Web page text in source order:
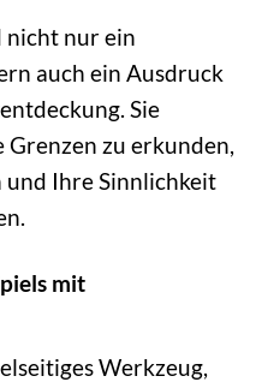
nicht nur ein
auch ein Ausdruck
Sie
zu erkunden,
und Ihre Sinnlichkeit
mit
Werkzeug,